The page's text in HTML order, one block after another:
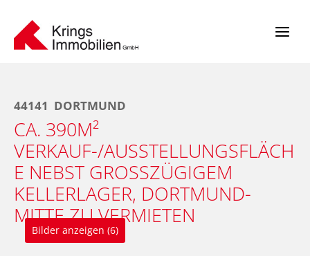
Inhalt
springen
44141 DORTMUND
CA. 390M²
VERKAUF-/AUSSTELLUNGSFLÄCH
E NEBST GROSSZÜGIGEM K
ELLERLAGER, DORTMUND-M
ITTE ZU VERMIETEN
Bilder anzeigen (6)